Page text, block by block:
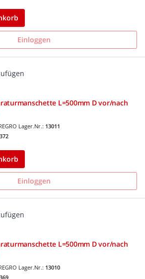
Einloggen
L=500mm D vor/nach
Lager.Nr.: 13011
Einloggen
L=500mm D vor/nach
Lager.Nr.: 13010